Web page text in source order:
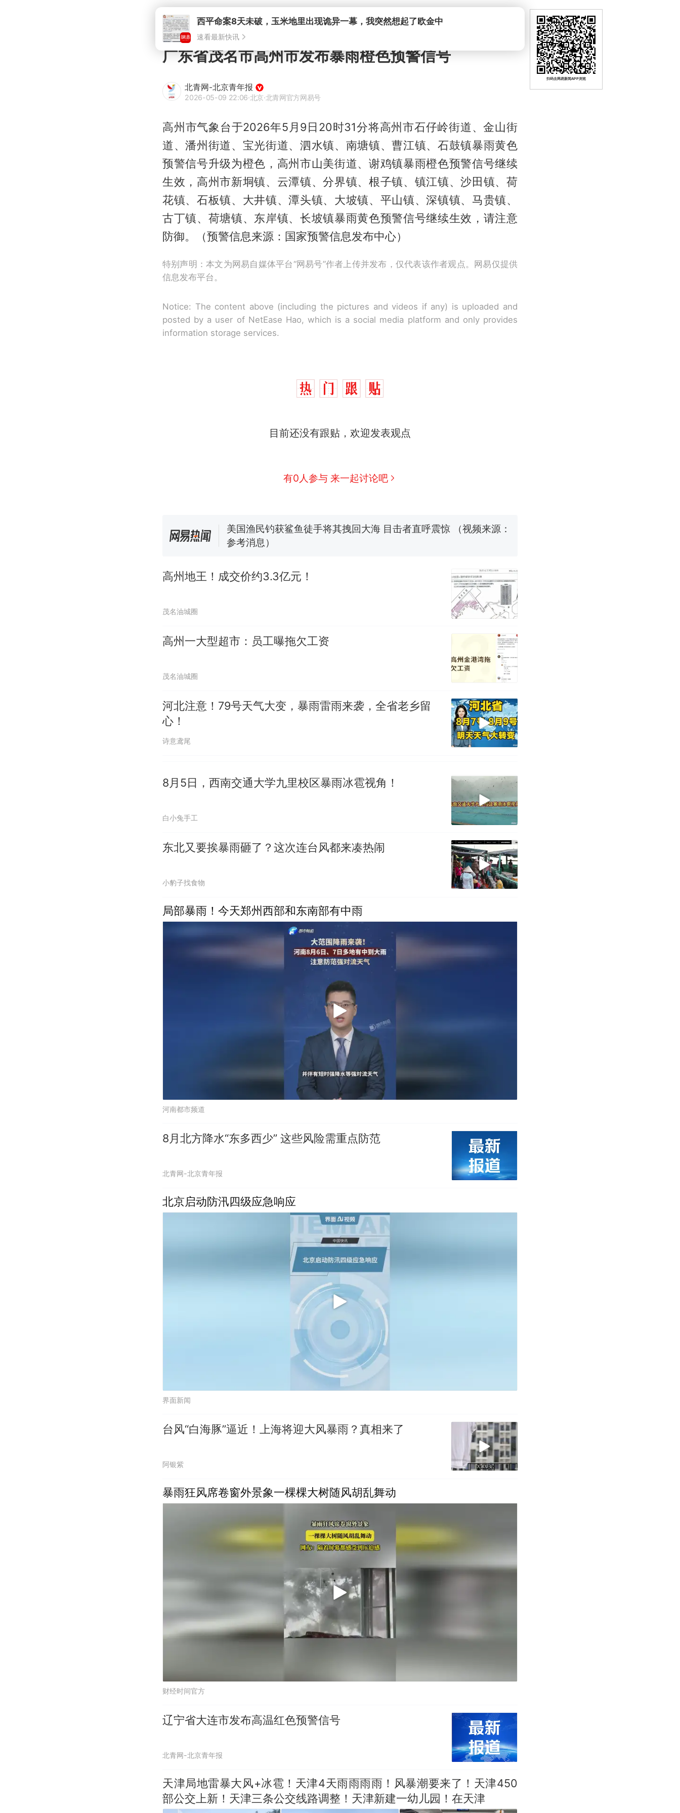
西平命案8天未破，玉米地里出现诡异一幕，我突然想起了欧金中
速看最新快讯
广东省茂名市高州市发布暴雨橙色预警信号
北青网-北京青年报
2026-05-09 22:06·北京·北青网官方网易号
高州市气象台于2026年5月9日20时31分将高州市石仔岭街道、金山街
道、潘州街道、宝光街道、泗水镇、南塘镇、曹江镇、石鼓镇暴雨黄色
预警信号升级为橙色，高州市山美街道、谢鸡镇暴雨橙色预警信号继续
生效，高州市新垌镇、云潭镇、分界镇、根子镇、镇江镇、沙田镇、荷
花镇、石板镇、大井镇、潭头镇、大坡镇、平山镇、深镇镇、马贵镇、
古丁镇、荷塘镇、东岸镇、长坡镇暴雨黄色预警信号继续生效，请注意
防御。（预警信息来源：国家预警信息发布中心）
特别声明：本文为网易自媒体平台“网易号”作者上传并发布，仅代表该作者观点。网易仅提供
信息发布平台。
Notice: The content above (including the pictures and videos if any) is uploaded and
posted by a user of NetEase Hao, which is a social media platform and only provides
information storage services.
目前还没有跟贴，欢迎发表观点
有0人参与 来一起讨论吧
费大厨“全国小炒肉大王”称号，仅凭视频评出？中国烹饪协会回应
美国渔民钓获鲨鱼徒手将其拽回大海 目击者直呼震惊 （视频来源：
参考消息）
热 那个在床头放菜刀的女孩，因老师一句“跟我回家”改写了人生
高州地王！成交价约3.3亿元！
茂名油城圈
高州一大型超市：员工曝拖欠工资
茂名油城圈
河北注意！79号天气大变，暴雨雷雨来袭，全省老乡留
心！
诗意鸢尾
8月5日，西南交通大学九里校区暴雨冰雹视角！
白小兔手工
东北又要挨暴雨砸了？这次连台风都来凑热闹
小豹子找食物
局部暴雨！今天郑州西部和东南部有中雨
河南都市频道
8月北方降水“东多西少” 这些风险需重点防范
北青网-北京青年报
北京启动防汛四级应急响应
界面新闻
台风“白海豚”逼近！上海将迎大风暴雨？真相来了
阿银紫
暴雨狂风席卷窗外景象一棵棵大树随风胡乱舞动
财经时间官方
辽宁省大连市发布高温红色预警信号
北青网-北京青年报
天津局地雷暴大风+冰雹！天津4天雨雨雨雨！风暴潮要来了！天津450
部公交上新！天津三条公交线路调整！天津新建一幼儿园！在天津
扫码去网易新闻APP浏览